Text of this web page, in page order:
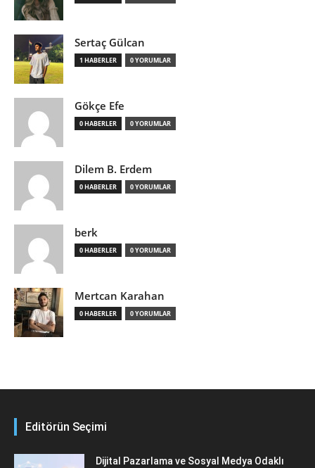
Sertaç Gülcan
1 HABERLER 0 YORUMLAR
Gökçe Efe
0 HABERLER 0 YORUMLAR
Dilem B. Erdem
0 HABERLER 0 YORUMLAR
berk
0 HABERLER 0 YORUMLAR
Mertcan Karahan
0 HABERLER 0 YORUMLAR
Editörün Seçimi
Dijital Pazarlama ve Sosyal Medya Odaklı